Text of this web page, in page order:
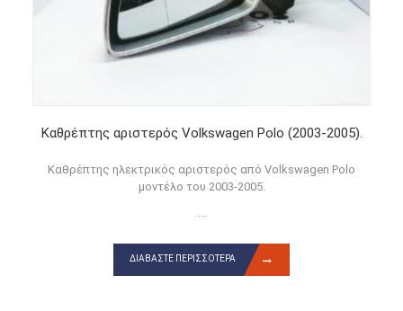
Καθρέπτης αριστερός Volkswagen Polo (2003-2005).
Καθρέπτης ηλεκτρικός αριστερός από Volkswagen Polo
μοντέλο του 2003-2005.
...
ΔΙΑΒΆΣΤΕ ΠΕΡΙΣΣΌΤΕΡΑ